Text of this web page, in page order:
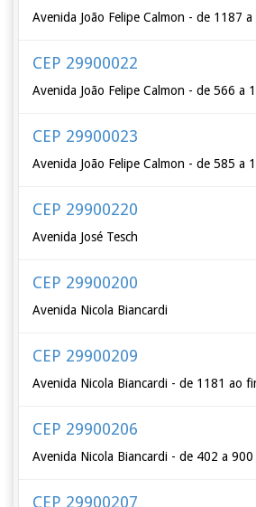
Avenida João Felipe Calmon - de 1187
CEP 29900022
Avenida João Felipe Calmon - de 566 a
CEP 29900023
Avenida João Felipe Calmon - de 585 a
CEP 29900220
Avenida José Tesch
CEP 29900200
Avenida Nicola Biancardi
CEP 29900209
Avenida Nicola Biancardi - de 1181 ao
CEP 29900206
Avenida Nicola Biancardi - de 402 a
CEP 29900207